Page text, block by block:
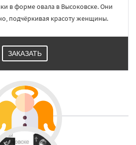
в форме овала в Высоковске. Они
подчёркивая красоту женщины.
ЗАКАЗАТЬ